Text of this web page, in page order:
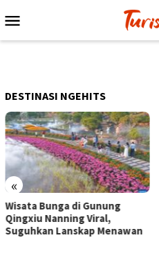
ke
Mobile
DESTINASI NGEHITS
«
Pantai Batukaras, Ombak Kecil
yang Menggoda Wisatawan
Asing